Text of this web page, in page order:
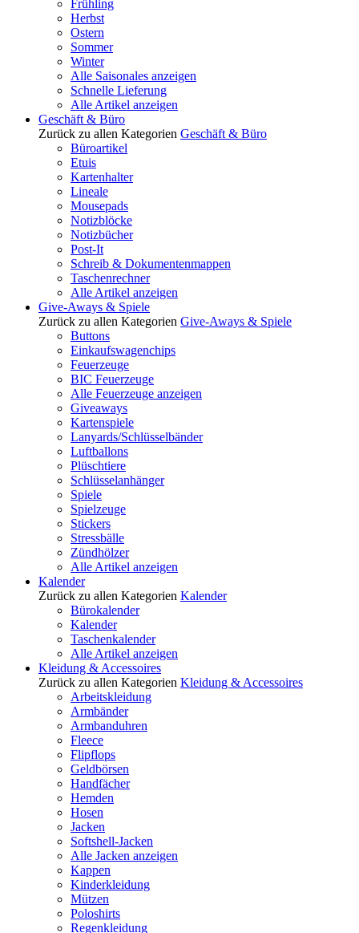
Frühling
Herbst
Ostern
Sommer
Winter
Alle Saisonales anzeigen
Schnelle Lieferung
Alle Artikel anzeigen
Geschäft & Büro
Zurück zu allen Kategorien Geschäft & Büro
Büroartikel
Etuis
Kartenhalter
Lineale
Mousepads
Notizblöcke
Notizbücher
Post-It
Schreib & Dokumentenmappen
Taschenrechner
Alle Artikel anzeigen
Give-Aways & Spiele
Zurück zu allen Kategorien Give-Aways & Spiele
Buttons
Einkaufswagenchips
Feuerzeuge
BIC Feuerzeuge
Alle Feuerzeuge anzeigen
Giveaways
Kartenspiele
Lanyards/Schlüsselbänder
Luftballons
Plüschtiere
Schlüsselanhänger
Spiele
Spielzeuge
Stickers
Stressbälle
Zündhölzer
Alle Artikel anzeigen
Kalender
Zurück zu allen Kategorien Kalender
Bürokalender
Kalender
Taschenkalender
Alle Artikel anzeigen
Kleidung & Accessoires
Zurück zu allen Kategorien Kleidung & Accessoires
Arbeitskleidung
Armbänder
Armbanduhren
Fleece
Flipflops
Geldbörsen
Handfächer
Hemden
Hosen
Jacken
Softshell-Jacken
Alle Jacken anzeigen
Kappen
Kinderkleidung
Mützen
Poloshirts
Regenkleidung